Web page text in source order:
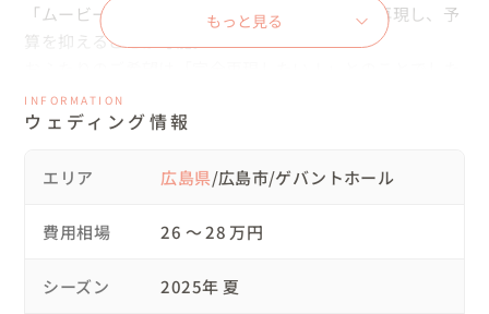
「ムービー風」は、似た雰囲気で照明を使って再現し、予
算を抑えることが可能。
✨️
↓
所を検討。
・広島のスタジオ（ゲバントホール）で撮影
もっと見る
INFORMATION
ウェディング情報
エリア 広島県/広島市/ゲバントホール
費用相場 26 〜 28 万円
シーズン 2025年 夏